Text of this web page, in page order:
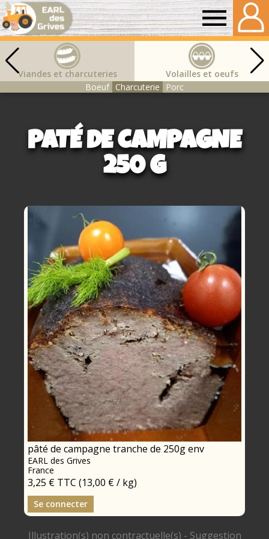
Earl
des
grives
Viandes et charcuteries
Volailles et oeufs
Boeuf Charcuterie Porc
PATÉ DE CAMPAGNE
250 G
pâté de campagne tranche de 250g env
EARL des Grives
France
3,25 € TTC (13,00 € / kg)
Se connecter